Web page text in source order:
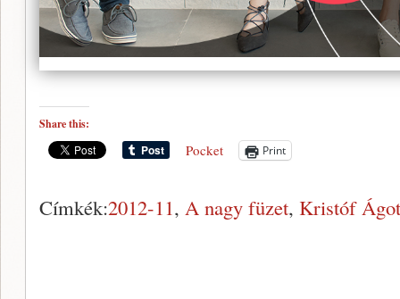
Share this:
Pocket Print
Címkék:2012-11, A nagy füzet, Kristóf